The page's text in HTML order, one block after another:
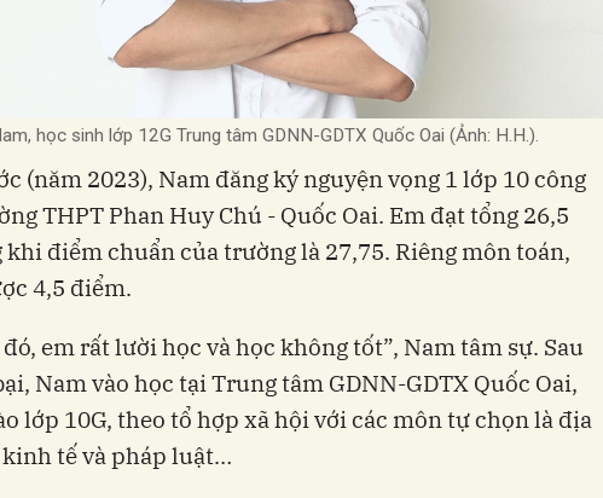
học sinh lớp 12G Trung tâm GDNN-GDTX Quốc Oai (Ảnh: H.H.).
(năm 2023), Nam đăng ký nguyện vọng 1 lớp 10 công
THPT Phan Huy Chú - Quốc Oai. Em đạt tổng 26,5
điểm chuẩn của trường là 27,75. Riêng môn toán,
4,5 điểm.
em rất lười học và học không tốt”, Nam tâm sự. Sau
Nam vào học tại Trung tâm GDNN-GDTX Quốc Oai,
lớp 10G, theo tổ hợp xã hội với các môn tự chọn là địa
tế và pháp luật…